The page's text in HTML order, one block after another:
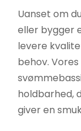
Uanset om
eller bygger
levere
behov.
holdbarhed,
giver en